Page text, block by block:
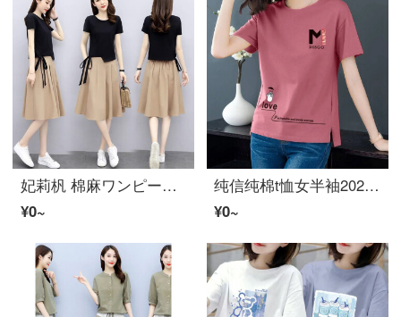
妃莉杋 棉麻ワンピースレディースファッション2022年新着夏韩版气质修身显瘦两件装套装小个子洋气减龄夏天半袖Ｔシャツa字裙子 黑+卡其 M
¥0~
纯信纯棉t恤女半袖2021新着半袖女夏韩版宽松显瘦胖mm百搭大码休闲レディースファッション上衣打底衫 紫红色【半袖】Love XL 120-140斤
¥0~